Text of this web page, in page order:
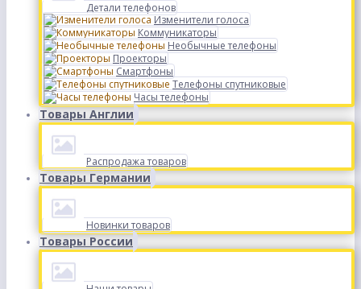
Детали телефонов
Изменители голоса
Коммуникаторы
Необычные телефоны
Проекторы
Смартфоны
Телефоны спутниковые
Часы телефоны
Товары Англии
Распродажа товаров
Товары Германии
Новинки товаров
Товары России